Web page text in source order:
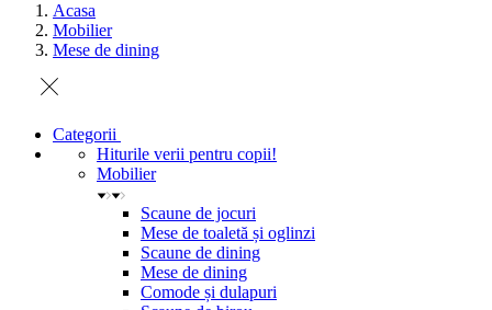
Acasa
Mobilier
Mese de dining
Categorii
Hiturile verii pentru copii!
Mobilier
Scaune de jocuri
Mese de toaletă și oglinzi
Scaune de dining
Mese de dining
Comode și dulapuri